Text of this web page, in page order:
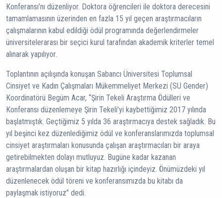
Konferansı’nı düzenliyor. Doktora öğrencileri ile doktora derecesini
tamamlamasının üzerinden en fazla 15 yıl geçen araştırmacıların
çalışmalarının kabul edildiği ödül programında değerlendirmeler
üniversitelerarası bir seçici kurul tarafından akademik kriterler temel
alınarak yapılıyor.
Toplantının açılışında konuşan Sabancı Üniversitesi Toplumsal
Cinsiyet ve Kadın Çalışmaları Mükemmeliyet Merkezi (SU Gender)
Koordinatörü Begüm Acar, “Şirin Tekeli Araştırma Ödülleri ve
Konferansı düzenlemeye Şirin Tekeli’yi kaybettiğimiz 2017 yılında
başlatmıştık. Geçtiğimiz 5 yılda 36 araştırmacıya destek sağladık. Bu
yıl beşinci kez düzenlediğimiz ödül ve konferanslarımızda toplumsal
cinsiyet araştırmaları konusunda çalışan araştırmacıları bir araya
getirebilmekten dolayı mutluyuz. Bugüne kadar kazanan
araştırmalardan oluşan bir kitap hazırlığı içindeyiz. Önümüzdeki yıl
düzenlenecek ödül töreni ve konferansımızda bu kitabı da
paylaşmak istiyoruz” dedi.